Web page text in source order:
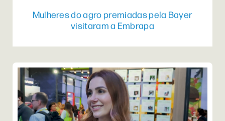
Mulheres do agro premiadas pela Bayer
visitaram a Embrapa